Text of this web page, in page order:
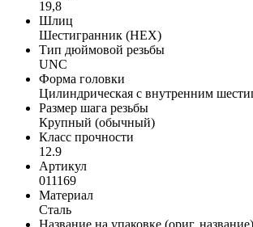
19,8
Шлиц
Шестигранник (HEX)
Тип дюймовой резьбы
UNC
Форма головки
Цилиндрическая с внутренним
Размер шага резьбы
Крупный (обычный)
Класс прочности
12.9
Артикул
011169
Материал
Сталь
Название на упаковке (ориг. название)